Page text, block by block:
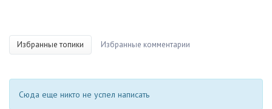
Избранные топики Избранные комментарии
Сюда еще никто не успел написать